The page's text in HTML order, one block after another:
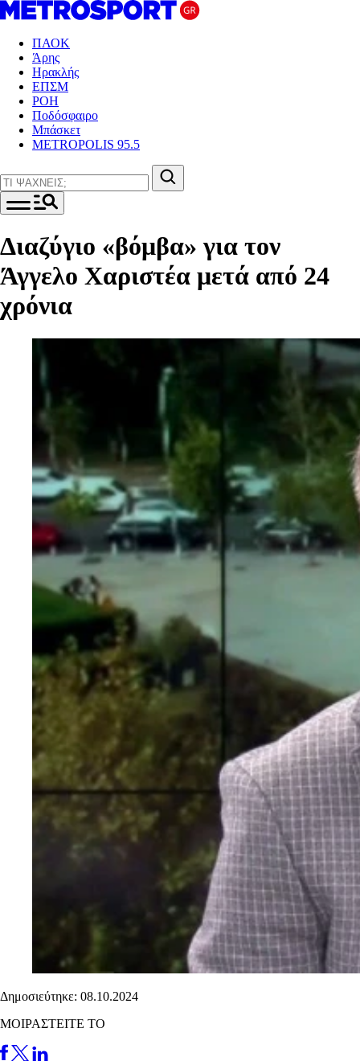
ΠΑΟΚ
Άρης
Ηρακλής
ΕΠΣΜ
ΡΟΗ
Ποδόσφαιρο
Μπάσκετ
METROPOLIS 95.5
Διαζύγιο «βόμβα» για τον
Άγγελο Χαριστέα μετά από 24
χρόνια
Δημοσιεύτηκε: 08.10.2024
ΜΟΙΡΑΣΤΕΙΤΕ ΤΟ